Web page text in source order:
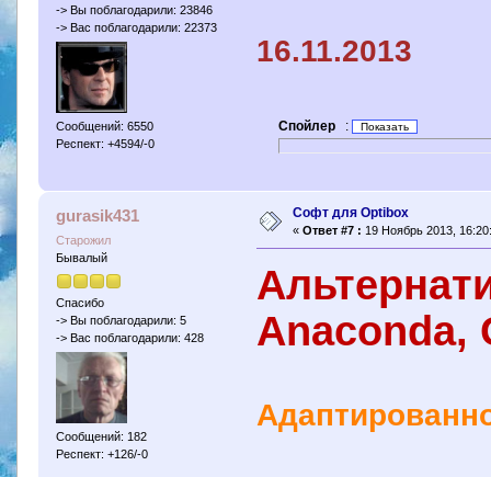
-> Вы поблагодарили: 23846
-> Вас поблагодарили: 22373
Сообщений: 6550
Респект: +4594/-0
16.11.2013
Спойлер :
gurasik431
Старожил
Бывалый
Спасибо
-> Вы поблагодарили: 5
-> Вас поблагодарили: 428
Сообщений: 182
Респект: +126/-0
Софт для Optibox
« Ответ #7 : 19 Ноябрь 2013,
Anaconda,